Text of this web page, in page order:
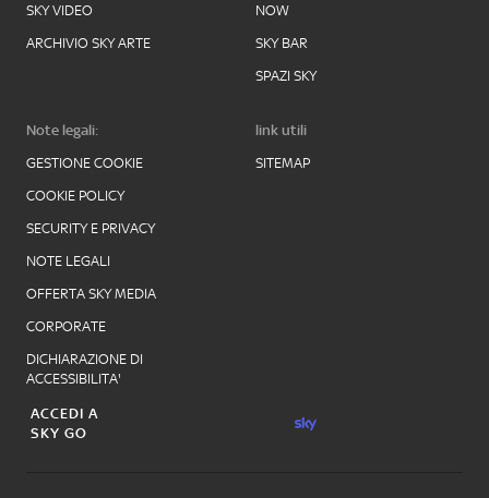
SKY VIDEO
ARCHIVIO SKY ARTE
NOW
SKY BAR
SPAZI SKY
Note legali:
GESTIONE COOKIE
COOKIE POLICY
SECURITY E PRIVACY
NOTE LEGALI
OFFERTA SKY MEDIA
CORPORATE
DICHIARAZIONE DI
ACCESSIBILITA'
link utili
SITEMAP
ACCEDI A
SKY GO